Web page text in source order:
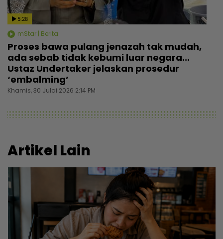
5:28
mStar | Berita
Proses bawa pulang jenazah tak mudah,
ada sebab tidak kebumi luar negara...
Ustaz Undertaker jelaskan prosedur
‘embalming’
Khamis, 30 Julai 2026 2:14 PM
Artikel Lain